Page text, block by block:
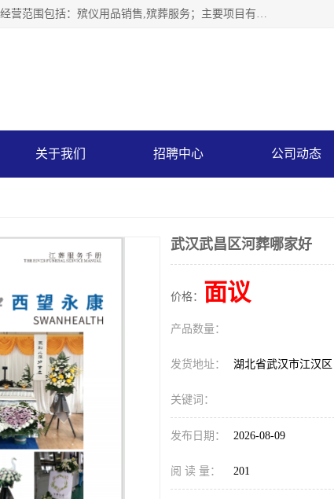
武汉市江汉区天上星殡葬中心成立于2023年，注册地位于湖北省武汉市。经营范围包括：殡仪用品销售,殡葬服务；主要项目有：穿衣服，寿衣，西服，现代装，灵堂布置，遗像，灵棚，乐队，化妆，遗体告别厅，守灵别墅，遗体托运，墓地代理低价出售。
关于我们 招聘中心 公司动态
武汉武昌区河葬哪家好
价格： 面议
产品数量：
发货地址： 湖北省武汉市江汉区
关键词：
发布日期： 2026-08-09
阅 读 量： 201